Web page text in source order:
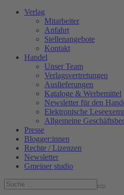
Verlag
Mitarbeiter
Anfahrt
Stellenangebote
Kontakt
Handel
Unser Team
Verlagsvertretungen
Auslieferungen
Kataloge & Werbemittel
Newsletter für den
Elektronische
Allgemeine
Presse
Blogger:innen
Rechte / Lizenzen
Newsletter
Gmeiner studio